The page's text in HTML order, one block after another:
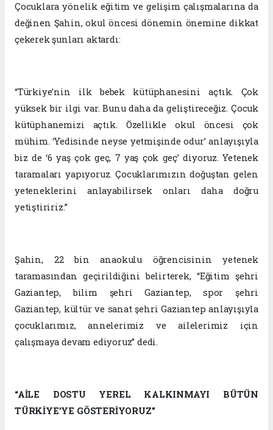
Çocuklara yönelik eğitim ve gelişim çalışmalarına da
değinen Şahin, okul öncesi dönemin önemine dikkat
çekerek şunları aktardı:
“Türkiye’nin ilk bebek kütüphanesini açtık. Çok
yüksek bir ilgi var. Bunu daha da geliştireceğiz. Çocuk
kütüphanemizi açtık. Özellikle okul öncesi çok
mühim. ‘Yedisinde neyse yetmişinde odur’ anlayışıyla
biz de ‘6 yaş çok geç, 7 yaş çok geç’ diyoruz. Yetenek
taramaları yapıyoruz. Çocuklarımızın doğuştan gelen
yeteneklerini anlayabilirsek onları daha doğru
yetiştiririz.”
Şahin, 22 bin anaokulu öğrencisinin yetenek
taramasından geçirildiğini belirterek, “Eğitim şehri
Gaziantep, bilim şehri Gaziantep, spor şehri
Gaziantep, kültür ve sanat şehri Gaziantep anlayışıyla
çocuklarımız, annelerimiz ve ailelerimiz için
çalışmaya devam ediyoruz” dedi.
“AİLE DOSTU YEREL KALKINMAYI BÜTÜN
TÜRKİYE’YE GÖSTERİYORUZ”